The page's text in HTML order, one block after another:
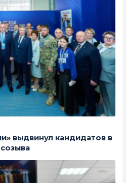
выдвинул кандидатов в